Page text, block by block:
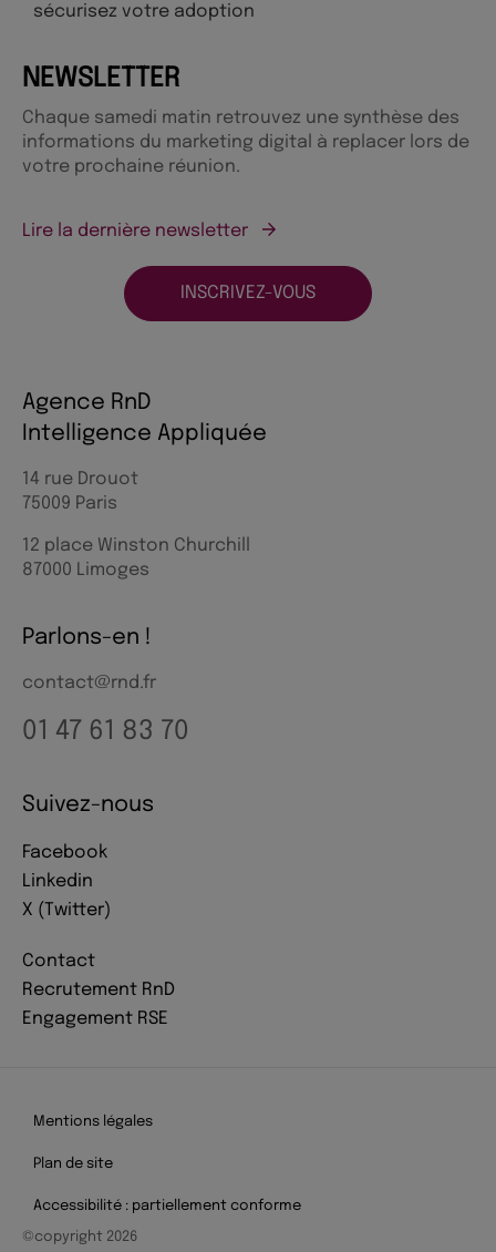
sécurisez votre adoption
NEWSLETTER
Chaque samedi matin retrouvez une synthèse des
informations du marketing digital à replacer lors de
votre prochaine réunion.
Lire la dernière newsletter
INSCRIVEZ-VOUS
Agence RnD
Intelligence Appliquée
14 rue Drouot
75009 Paris
12 place Winston Churchill
87000 Limoges
Parlons-en !
contact@rnd.fr
01 47 61 83 70
Suivez-nous
Facebook
Linkedin
X (Twitter)
Contact
Recrutement RnD
Engagement RSE
Mentions légales
Plan de site
Accessibilité : partiellement conforme
©copyright 2026